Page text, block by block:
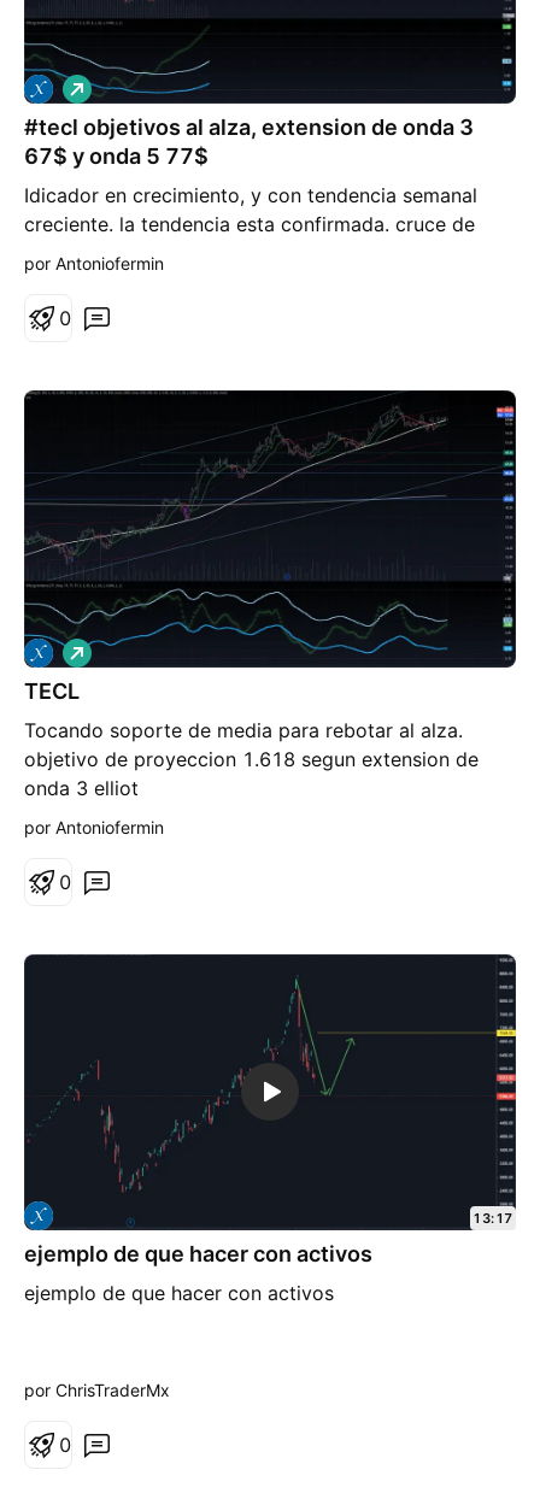
#tecl objetivos al alza, extension de onda 3
67$ y onda 5 77$
Idicador en crecimiento, y con tendencia semanal
creciente. la tendencia esta confirmada. cruce de
medias al alza en grafico de 4h, y pendiente de
de 46-50$
L
a
r
g
o
por Antoniofermin
0
TECL
Tocando soporte de media para rebotar al alza.
objetivo de proyeccion 1.618 segun extension de
onda 3 elliot
L
a
r
o
por Antoniofermin
0
ejemplo de que hacer con activos
ejemplo de que hacer con activos
13:17
por ChrisTraderMx
0